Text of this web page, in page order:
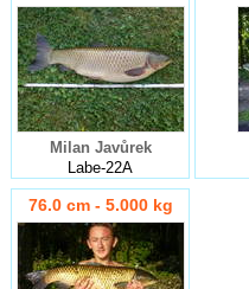
Milan Javůrek
Labe-22A
76.0 cm - 5.000 kg